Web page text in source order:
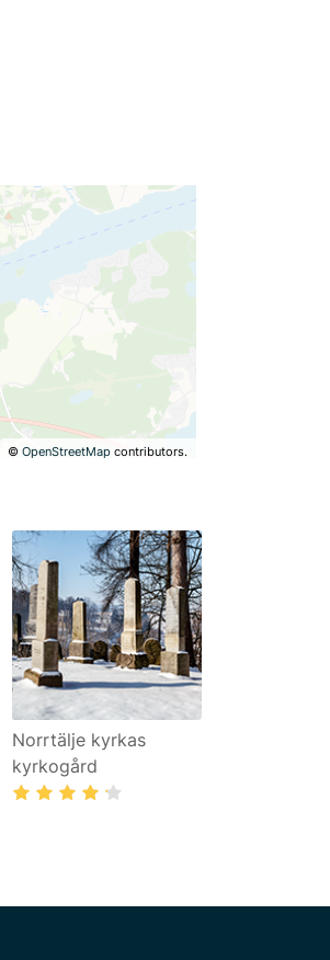
©OpenStreetMap contributors.
Norrtälje kyrkas
kyrkogård